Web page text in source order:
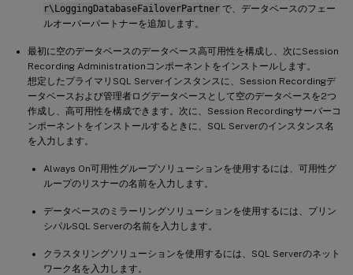
r\LoggingDatabaseFailoverPartner で、データベースのフェー
ルオーバーパートナーを追加します。
最初に空のデータベースのデータベース高可用性を構成し、次にSession
Recording Administrationコンポーネントをインストールします。
想定したプライマリSQL Serverインスタンスに、Session Recordingデ
ータベースおよび管理者ログデータベースとして空のデータベースを2つ
作成し、高可用性を構成できます。次に、Session Recordingサーバーコ
ンポーネントをインストールするときに、SQL Serverのインスタンス名
を入力します。
Always On可用性グループソリューションを使用するには、可用性グ
ループのリスナーの名前を入力します。
データベースのミラーリングソリューションを使用するには、プリン
シパルSQL Serverの名前を入力します。
クラスタリングソリューションを使用するには、SQL Serverのネット
ワーク名を入力します。